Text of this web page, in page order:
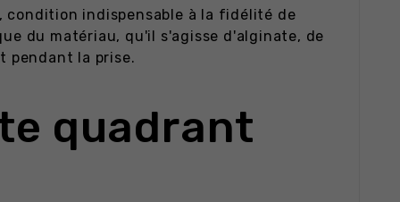
indispensable à la fidélité de
du matériau, qu'il s'agisse d'alginate, de
pendant la prise.
quadrant